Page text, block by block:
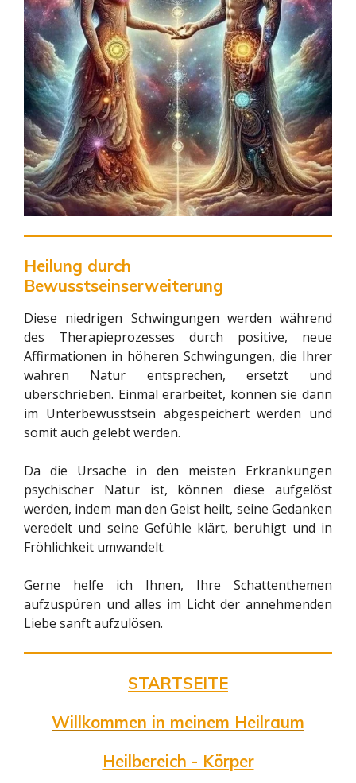
Heilung durch
Bewusstseinserweiterung
Diese niedrigen Schwingungen werden während
des Therapieprozesses durch positive, neue
Affirmationen in höheren Schwingungen, die Ihrer
wahren Natur entsprechen, ersetzt und
überschrieben. Einmal erarbeitet, können sie dann
im Unterbewusstsein abgespeichert werden und
somit auch gelebt werden.
Da die Ursache in den meisten Erkrankungen
psychischer Natur ist, können diese aufgelöst
werden, indem man den Geist heilt, seine Gedanken
veredelt und seine Gefühle klärt, beruhigt und in
Fröhlichkeit umwandelt.
Gerne helfe ich Ihnen, Ihre Schattenthemen
aufzuspüren und alles im Licht der annehmenden
Liebe sanft aufzulösen.
STARTSEITE
Willkommen in meinem Heilraum
Heilbereich - Körper